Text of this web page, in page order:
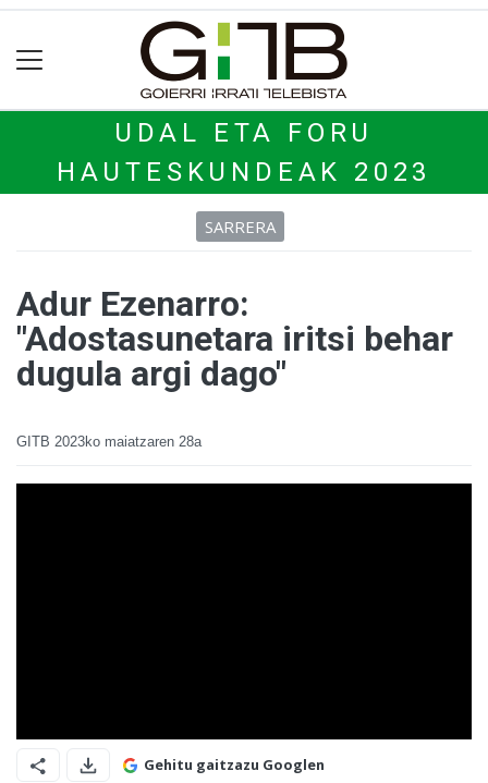
UDAL ETA FORU
HAUTESKUNDEAK 2023
SARRERA
Adur Ezenarro:
"Adostasunetara iritsi behar
dugula argi dago"
GITB 2023ko maiatzaren 28a
Gehitu gaitzazu Googlen